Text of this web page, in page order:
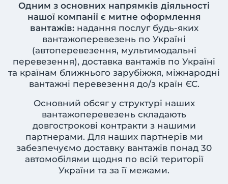
Одним з основних напрямків діяльності
нашої компанії є митне оформлення
вантажів:надання послуг будь-яких
вантажоперевезень по Україні
(автоперевезення, мультимодальні
перевезення), доставка вантажів по Україні
та країнам ближнього зарубіжжя, міжнародні
вантажні перевезення до/з країн ЄС.
Основний обсяг у структурі наших
вантажоперевезень складають
довгострокові контракти з нашими
партнерами. Для наших партнерів ми
забезпечуємо доставку вантажів понад 30
автомобілями щодня по всій території
України та за її межами.